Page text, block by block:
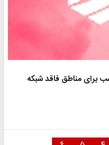
برای مناطق فاقد شبکه